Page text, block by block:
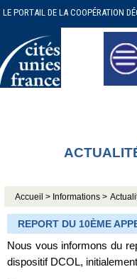
LE PORTAIL DE LA COOPÉRATION
Accueil > Informations >
REPORT DU 10ÈME
Nous vous informons du
dispositif DCOL,